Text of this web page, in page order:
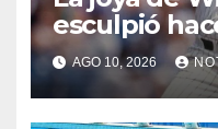
esculpió
AGO 10, 2026